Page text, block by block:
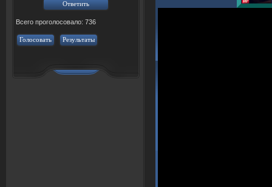
Всего проголосовало: 736
Голосовать Результаты